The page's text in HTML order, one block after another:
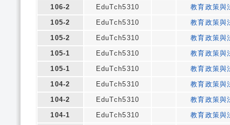
106-2
EduTch5310
教育政策與
105-2
EduTch5310
教育政策與
105-2
EduTch5310
教育政策與
105-1
EduTch5310
教育政策與
105-1
EduTch5310
教育政策與
104-2
EduTch5310
教育政策與
104-2
EduTch5310
教育政策與
104-1
EduTch5310
教育政策與